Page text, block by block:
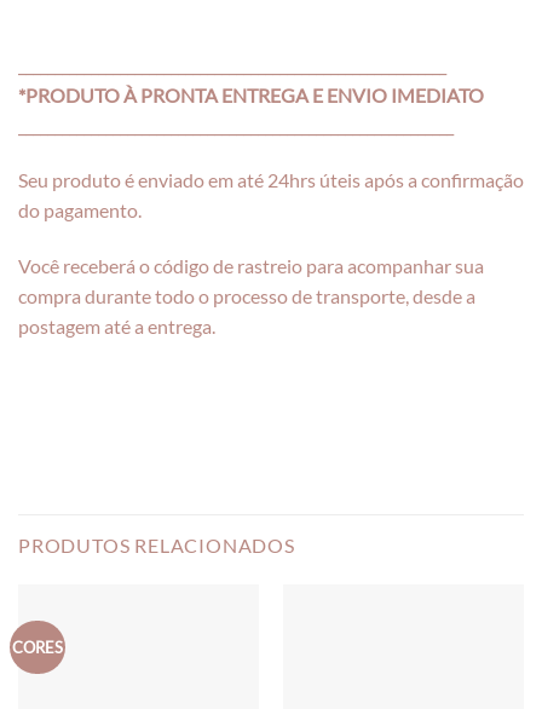
*PRODUTO À PRONTA ENTREGA E ENVIO IMEDIATO
Seu produto é enviado em até 24hrs úteis após a confirmação
do pagamento.
Você receberá o código de rastreio para acompanhar sua
compra durante todo o processo de transporte, desde a
postagem até a entrega.
PRODUTOS RELACIONADOS
CORES